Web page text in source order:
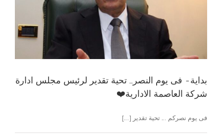
بداية- فى يوم النصر… تحية تقدير لرئيس مجلس ادارة
شركة العاصمة الادارية❤️
فى يوم نصركم ... تحية تقدير [...]